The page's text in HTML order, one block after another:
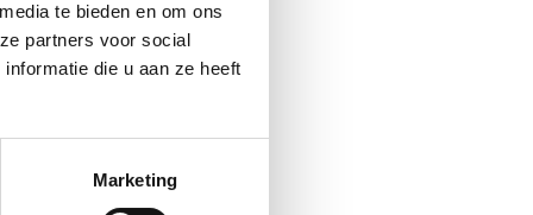
te bieden en om ons
partners voor social
die u aan ze heeft
Marketing